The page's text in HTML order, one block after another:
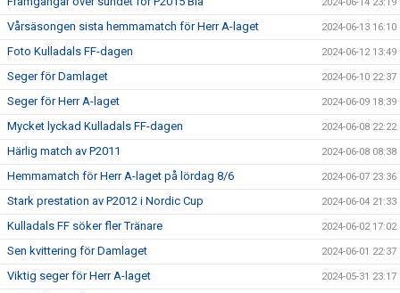
Vårsäsongen sista hemmamatch för Herr A-laget 2024-06-13 16:10
Foto Kulladals FF-dagen 2024-06-12 13:49
Seger för Damlaget 2024-06-10 22:37
Seger för Herr A-laget 2024-06-09 18:39
Mycket lyckad Kulladals FF-dagen 2024-06-08 22:22
Härlig match av P2011 2024-06-08 08:38
Hemmamatch för Herr A-laget på lördag 8/6 2024-06-07 23:36
Stark prestation av P2012 i Nordic Cup 2024-06-04 21:33
Kulladals FF söker fler Tränare 2024-06-02 17:02
Sen kvittering för Damlaget 2024-06-01 22:37
Viktig seger för Herr A-laget 2024-05-31 23:17